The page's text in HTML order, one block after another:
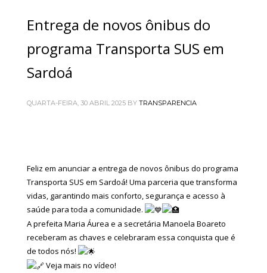
Entrega de novos ônibus do
programa Transporta SUS em
Sardoá
QUARTA-FEIRA, 30 ABRIL 2025 BY TRANSPARENCIA
Feliz em anunciar a entrega de novos ônibus do programa
Transporta SUS em Sardoá! Uma parceria que transforma
vidas, garantindo mais conforto, segurança e acesso à
saúde para toda a comunidade.
A prefeita Maria Áurea e a secretária Manoela Boareto
receberam as chaves e celebraram essa conquista que é
de todos nós!
Veja mais no vídeo!